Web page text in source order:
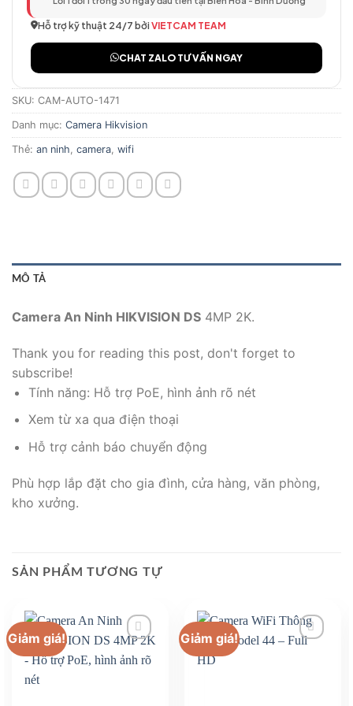
Hỗ trợ kỹ thuật 24/7 bởi VIETCAM TEAM
CHAT ZALO TƯ VẤN NGAY
SKU: CAM-AUTO-1471
Danh mục: Camera Hikvision
Thẻ: an ninh camera wifi
MÔ TẢ
Camera An Ninh HIKVISION DS 4MP 2K.
Thank you for reading this post, don't forget to
subscribe!
Tính năng: Hỗ trợ PoE, hình ảnh rõ nét
Xem từ xa qua điện thoại
Hỗ trợ cảnh báo chuyển động
Phù hợp lắp đặt cho gia đình, cửa hàng, văn phòng,
kho xưởng.
SẢN PHẨM TƯƠNG TỰ
Giảm giá! Giảm giá!